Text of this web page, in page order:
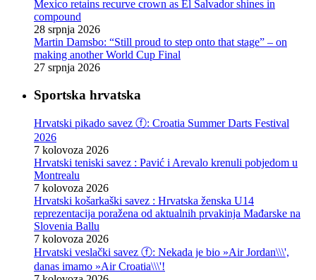
Mexico retains recurve crown as El Salvador shines in
compound
28 srpnja 2026
Martin Damsbo: “Still proud to step onto that stage” – on
making another World Cup Final
27 srpnja 2026
Sportska hrvatska
Hrvatski pikado savez ⓕ: Croatia Summer Darts Festival
2026
7 kolovoza 2026
Hrvatski teniski savez : Pavić i Arevalo krenuli pobjedom u
Montrealu
7 kolovoza 2026
Hrvatski košarkaški savez : Hrvatska ženska U14
reprezentacija poražena od aktualnih prvakinja Mađarske na
Slovenia Ballu
7 kolovoza 2026
Hrvatski veslački savez ⓕ: Nekada je bio »Air Jordan\\\',
danas imamo »Air Croatia\\\'!